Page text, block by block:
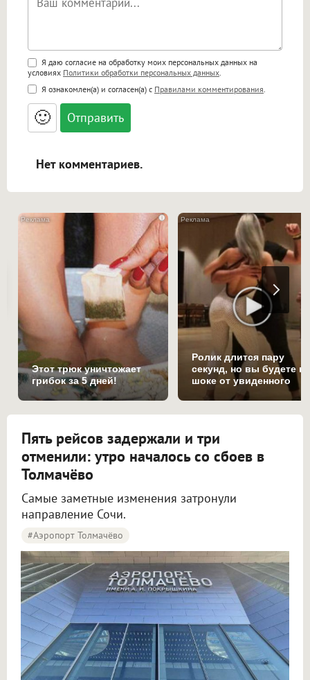
Поддержка HTML
<b>, <strong>, <u>, <i>, <em>, <s>, <big>,
<small>, <sup>, <sub>, <pre>, <ul>, <ol>, <li>,
<blockquote>, <code> экранирует HTML,
адреса URL автоматически становятся
ссылками, и [img]адрес[/img] будет
Я даю согласие на обработку моих персональных данных на
условиях Политики обработки персональных данных
Я ознакомлен(а) и согласен(а) с Правилами комментирования
🙂
Нет комментариев.
i
Этот трюк уничтожает
грибок за 5 дней!
Ролик длится пару
секунд, но вы будете в
шоке от увиденного
Пять рейсов задержали и три
отменили: утро началось со сбоев в
Толмачёво
Самые заметные изменения затронули
направление Сочи.
#Аэропорт Толмачёво